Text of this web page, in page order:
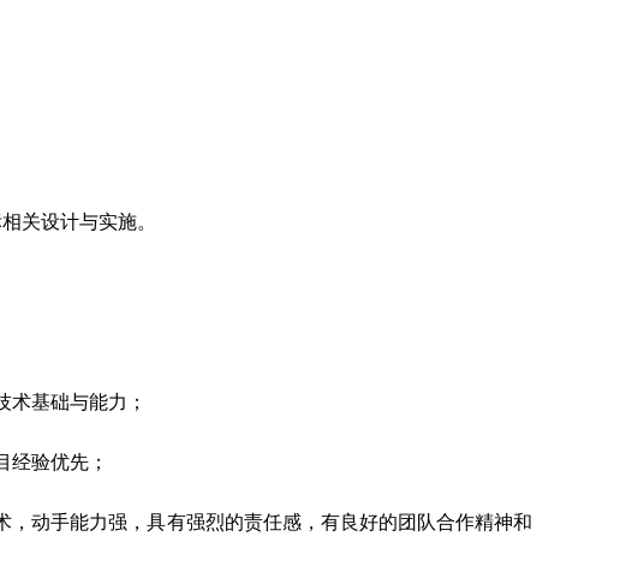
关设计与实施。
术基础与能力；
经验优先；
动手能力强，具有强烈的责任感，有良好的团队合作精神和